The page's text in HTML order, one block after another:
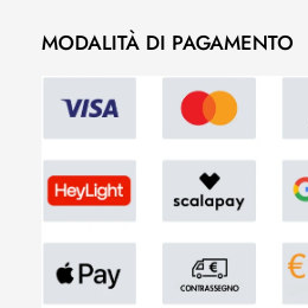
MODALITÀ DI PAGAMENTO